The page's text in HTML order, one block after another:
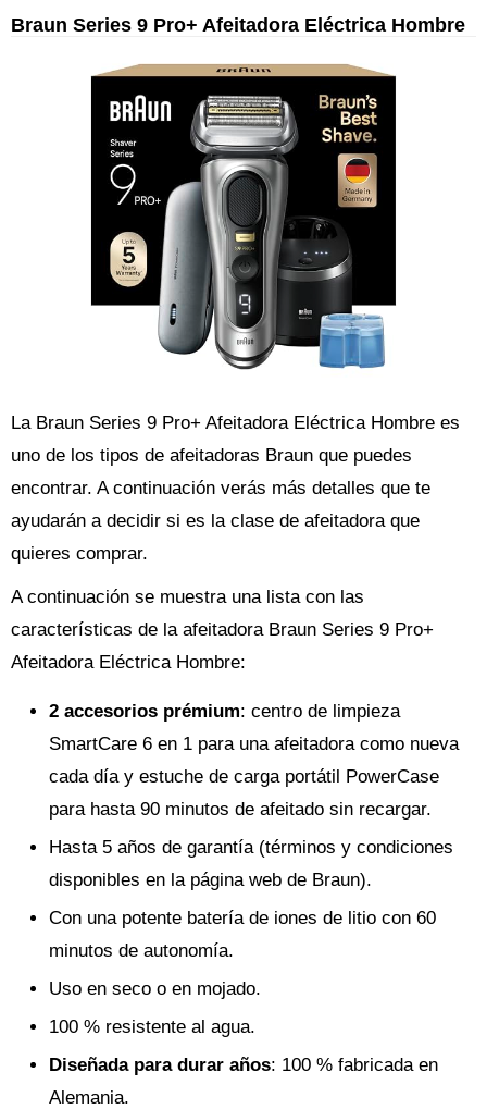
Braun Series 9 Pro+ Afeitadora Eléctrica Hombre
La Braun Series 9 Pro+ Afeitadora Eléctrica Hombre es
uno de los tipos de afeitadoras Braun que puedes
encontrar. A continuación verás más detalles que te
ayudarán a decidir si es la clase de afeitadora que
quieres comprar.
A continuación se muestra una lista con las
características de la afeitadora Braun Series 9 Pro+
Afeitadora Eléctrica Hombre:
2 accesorios prémium: centro de limpieza
SmartCare 6 en 1 para una afeitadora como nueva
cada día y estuche de carga portátil PowerCase
para hasta 90 minutos de afeitado sin recargar.
Hasta 5 años de garantía (términos y condiciones
disponibles en la página web de Braun).
Con una potente batería de iones de litio con 60
minutos de autonomía.
Uso en seco o en mojado.
100 % resistente al agua.
Diseñada para durar años: 100 % fabricada en
Alemania.